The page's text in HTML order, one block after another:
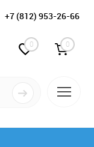
+7 (812) 953-26-66
0 0